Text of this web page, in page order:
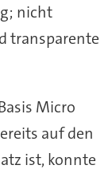
nicht
transparente
Micro
auf den
ist, konnte